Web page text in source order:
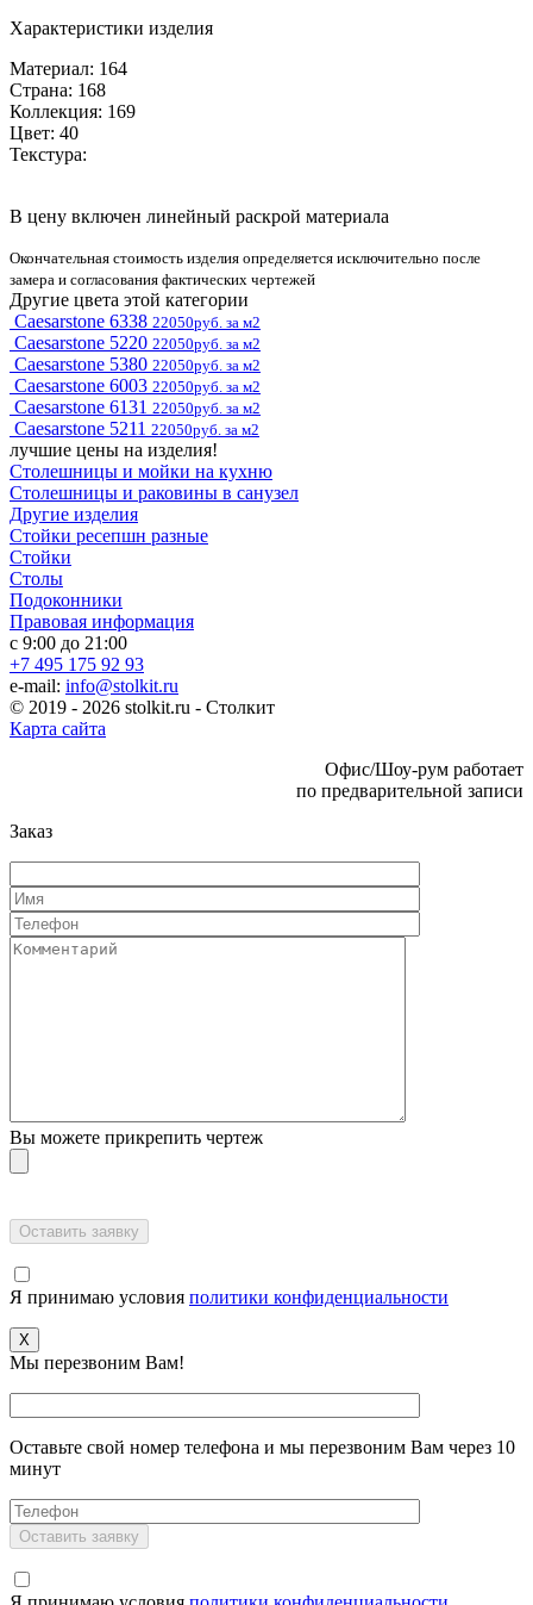
Характеристики изделия
Материал: 164
Страна: 168
Коллекция: 169
Цвет: 40
Текстура:
В цену включен линейный раскрой материала
Окончательная стоимость изделия определяется исключительно после
замера и согласования фактических чертежей
Другие цвета этой категории
Caesarstone 6338 22050руб. за м2
Caesarstone 5220 22050руб. за м2
Caesarstone 5380 22050руб. за м2
Caesarstone 6003 22050руб. за м2
Caesarstone 6131 22050руб. за м2
Caesarstone 5211 22050руб. за м2
лучшие цены на изделия!
Столешницы и мойки на кухню
Столешницы и раковины в санузел
Другие изделия
Стойки ресепшн разные
Стойки
Столы
Подоконники
Правовая информация
с 9:00 до 21:00
+7 495 175 92 93
e-mail: info@stolkit.ru
© 2019 - 2026 stolkit.ru - Столкит
Карта сайта
Офис/Шоу-рум работает
по предварительной записи
Заказ
Вы можете прикрепить чертеж
Я принимаю условия политики конфиденциальности
X
Мы перезвоним Вам!
Оставьте свой номер телефона и мы перезвоним Вам через 10
минут